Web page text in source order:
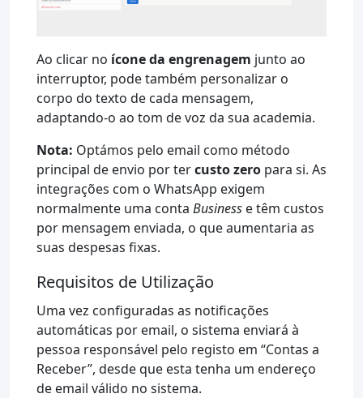
Ao clicar no ícone da engrenagem junto ao
interruptor, pode também personalizar o
corpo do texto de cada mensagem,
adaptando-o ao tom de voz da sua academia.
Nota: Optámos pelo email como método
principal de envio por tercusto zero para si. As
integrações com o WhatsApp exigem
normalmente uma conta Business e têm custos
por mensagem enviada, o que aumentaria as
suas despesas fixas.
Requisitos de Utilização
Uma vez configuradas as notificações
automáticas por email, o sistema enviará à
pessoa responsável pelo registo em “Contas a
Receber”, desde que esta tenha um endereço
de email válido no sistema.